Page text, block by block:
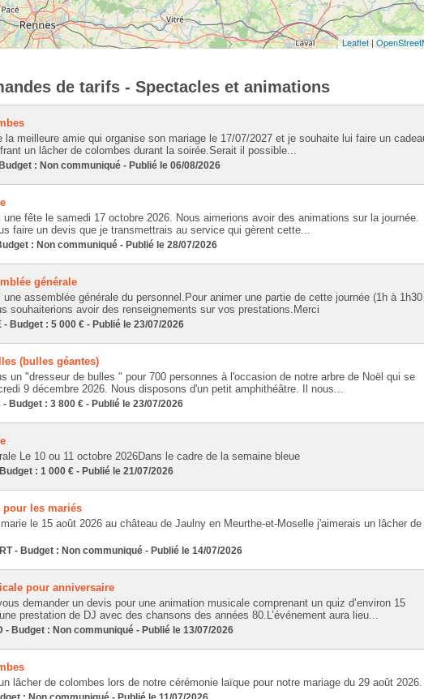
Leaflet|
de tarifs - Spectacles et animations
la meilleure amie qui organise son mariage le 17/07/2027 et je souhaite lui faire un
un lâcher de colombes durant la soirée.Serait il possible...
: Non communiqué - Publié le 06/08/2026
une fête le samedi 17 octobre 2026. Nous aimerions avoir des animations sur la journée.
faire un devis que je transmettrais au service qui gèrent cette...
: Non communiqué - Publié le 28/07/2026
générale
une assemblée générale du personnel.Pour animer une partie de cette journée (1h à 1h30
souhaiterions avoir des renseignements sur vos prestations.Merci
- Budget : 5 000 € - Publié le 23/07/2026
(bulles géantes)
un "dresseur de bulles " pour 700 personnes à l'occasion de notre arbre de Noël qui se
9 décembre 2026. Nous disposons d'un petit amphithéâtre. Il nous...
Budget : 3 800 € - Publié le 23/07/2026
Le 10 ou 11 octobre 2026Dans le cadre de la semaine bleue
: 1 000 € - Publié le 21/07/2026
pour les mariés
le 15 août 2026 au château de Jaulny en Meurthe-et-Moselle j'aimerais un lâcher de
- Budget : Non communiqué - Publié le 14/07/2026
pour anniversaire
demander un devis pour une animation musicale comprenant un quiz d’environ 15
prestation de DJ avec des chansons des années 80.L’événement aura lieu...
- Budget : Non communiqué - Publié le 13/07/2026
lâcher de colombes lors de notre cérémonie laïque pour notre mariage du 29 août 2026.